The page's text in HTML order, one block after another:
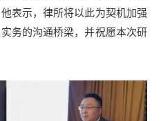
表示，律所将以此为契机加强
务的沟通桥梁，并祝愿本次研